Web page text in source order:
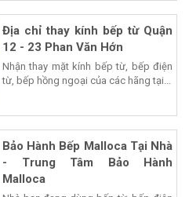
Địa chỉ thay kính bếp từ Quận
12 - 23 Phan Văn Hớn
Nhận thay mặt kính bếp từ, bếp điện
từ, bếp hồng ngoại của các hãng tại...
Bảo Hành Bếp Malloca Tại Nhà
- Trung Tâm Bảo Hành
Malloca